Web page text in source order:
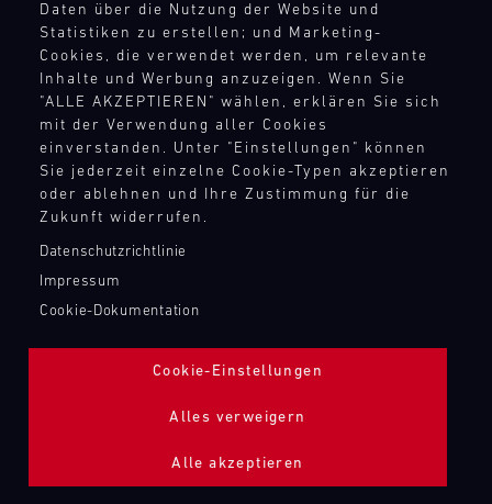
Daten über die Nutzung der Website und
Statistiken zu erstellen; und Marketing-
Cookies, die verwendet werden, um relevante
Inhalte und Werbung anzuzeigen. Wenn Sie
"ALLE AKZEPTIEREN" wählen, erklären Sie sich
mit der Verwendung aller Cookies
einverstanden. Unter "Einstellungen" können
Sie jederzeit einzelne Cookie-Typen akzeptieren
oder ablehnen und Ihre Zustimmung für die
Zukunft widerrufen.
Datenschutzrichtlinie
Impressum
Cookie-Dokumentation
Cookie-Einstellungen
Alles verweigern
Alle akzeptieren
TANKBEFÜLLUNG ZAPFPISTOLE
Bild